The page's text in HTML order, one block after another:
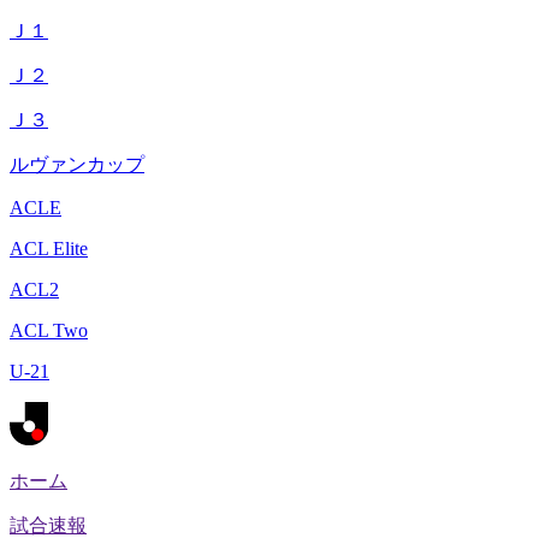
Ｊ１
Ｊ２
Ｊ３
ルヴァンカップ
ACLE
ACL Elite
ACL2
ACL Two
U-21
ホーム
試合速報